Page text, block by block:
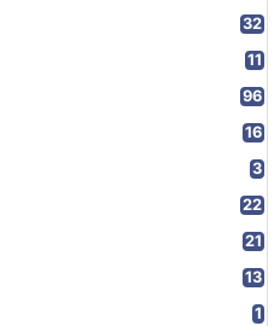
32
11
96
16
3
22
21
13
1